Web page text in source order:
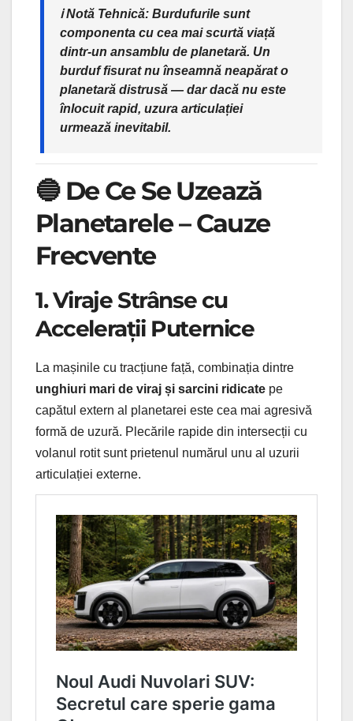
ℹ️Notă Tehnică:Burdufurile sunt
componenta cu cea mai scurtă viață
dintr-un ansamblu de planetară. Un
burduf fisurat nu înseamnă neapărat o
planetară distrusă — dar dacă nu este
înlocuit rapid, uzura articulației
urmează inevitabil.
🔵 De Ce Se Uzează
Planetarele – Cauze
Frecvente
1. Viraje Strânse cu
Accelerații Puternice
La mașinile cu tracțiune față, combinația dintre
unghiuri mari de viraj și sarcini ridicate pe
capătul extern al planetarei este cea mai agresivă
formă de uzură. Plecările rapide din intersecții cu
volanul rotit sunt prietenul numărul unu al uzurii
articulației externe.